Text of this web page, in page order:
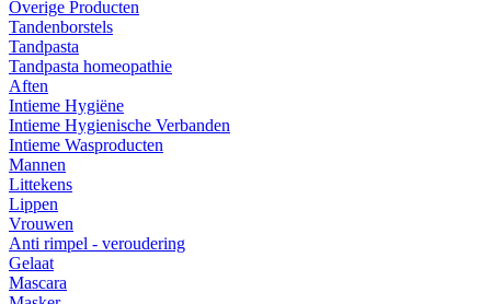
Overige Producten
Tandenborstels
Tandpasta
Tandpasta homeopathie
Aften
Intieme Hygiëne
Intieme Hygienische Verbanden
Intieme Wasproducten
Mannen
Littekens
Lippen
Vrouwen
Anti rimpel - veroudering
Gelaat
Mascara